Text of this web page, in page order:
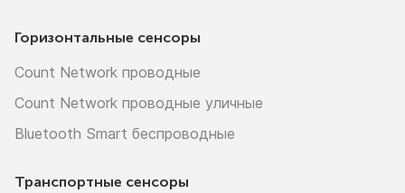
Горизонтальные сенсоры
Count Network проводные
Count Network проводные уличные
Bluetooth Smart беспроводные
Транспортные сенсоры